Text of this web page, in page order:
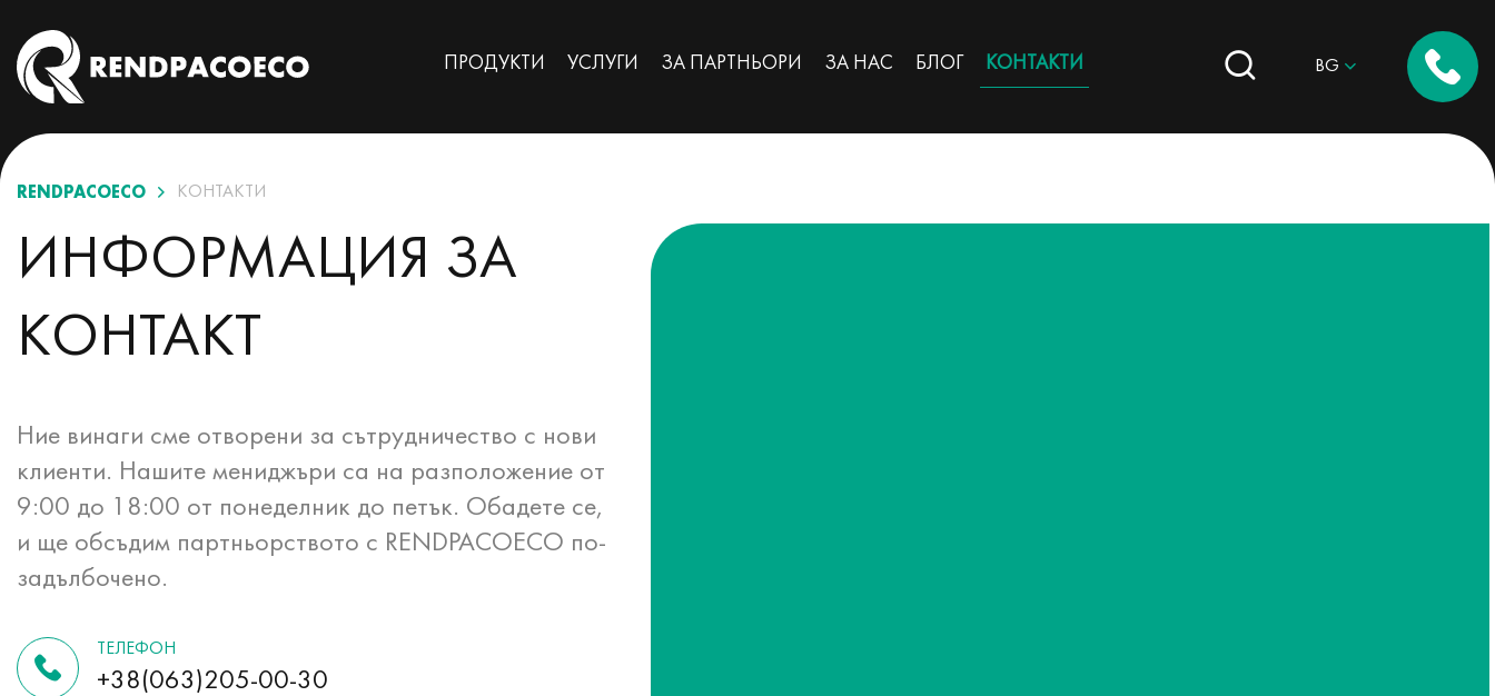
ПРОДУКТИ УСЛУГИ ЗА ПАРТНЬОРИ ЗА НАС БЛОГ КОНТАКТИ BG
Контакты
RENDPACOECO КОНТАКТИ
ИНФОРМАЦИЯ ЗА
КОНТАКТ
Ние винаги сме отворени за сътрудничество с нови
клиенти. Нашите мениджъри са на разположение от
9:00 до 18:00 от понеделник до петък. Обадете се,
и ще обсъдим партньорството с RENDPACOECO по-
задълбочено.
ТЕЛЕФОН
+38(063)205-00-30